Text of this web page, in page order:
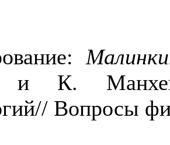
и К.
Вопросы